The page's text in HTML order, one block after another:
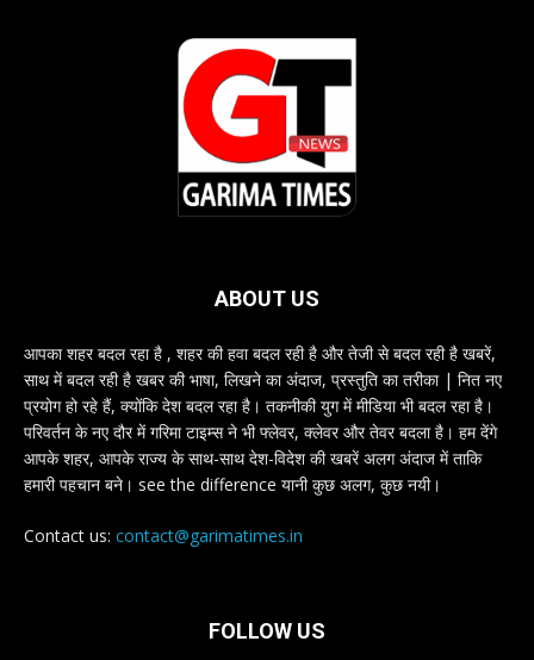
ABOUT US
आपका शहर बदल रहा है , शहर की हवा बदल रही है और तेजी से बदल रही है खबरें,
साथ में बदल रही है खबर की भाषा, लिखने का अंदाज, प्रस्तुति का तरीका | नित नए
प्रयोग हो रहे हैं, क्योंकि देश बदल रहा है। तकनीकी युग में मीडिया भी बदल रहा है।
परिवर्तन के नए दौर में गरिमा टाइम्स ने भी फ्लेवर, क्लेवर और तेवर बदला है। हम देंगे
आपके शहर, आपके राज्य के साथ-साथ देश-विदेश की खबरें अलग अंदाज में ताकि
हमारी पहचान बने। see the difference यानी कुछ अलग, कुछ नयी।
Contact us: contact@garimatimes.in
FOLLOW US